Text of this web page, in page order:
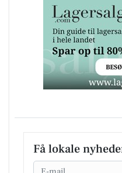
Få lokale
Email